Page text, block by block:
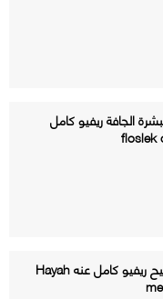
الجافة ريفيو كامل
كريم حياه مالتيكس للتفتيح ريفيو كامل عنه Hayah